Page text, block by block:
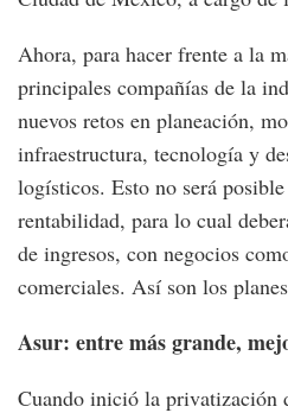
Ahora, para hacer frente a la
principales compañías de la
nuevos retos en planeación,
infraestructura, tecnología y
logísticos. Esto no será
rentabilidad, para lo cual
de ingresos, con negocios
comerciales. Así son los
Asur: entre más grande,
Cuando inició la privatización